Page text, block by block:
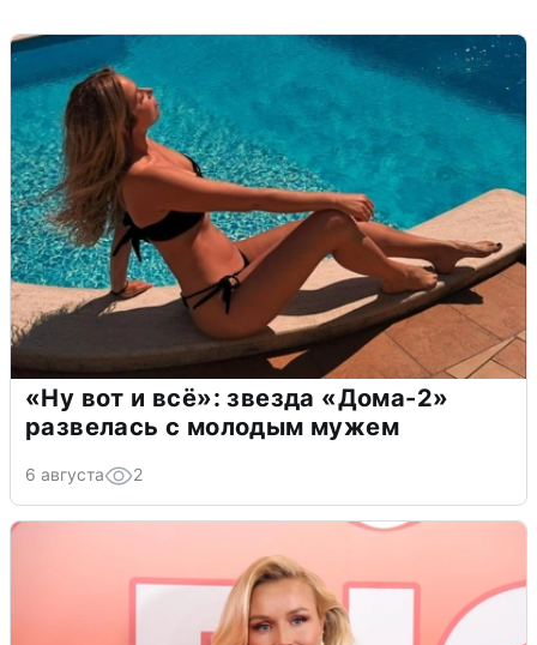
«Ну вот и всё»: звезда «Дома-2»
развелась с молодым мужем
6 августа 2